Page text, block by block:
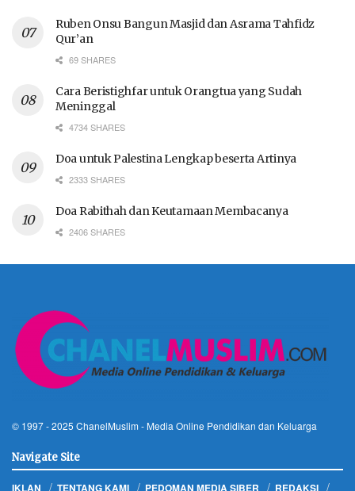
Ruben Onsu Bangun Masjid dan Asrama Tahfidz
Qur’an
69 SHARES
Cara Beristighfar untuk Orangtua yang Sudah
Meninggal
4734 SHARES
Doa untuk Palestina Lengkap beserta Artinya
2333 SHARES
Doa Rabithah dan Keutamaan Membacanya
2406 SHARES
© 1997 - 2025 ChanelMuslim - Media Online Pendidikan dan Keluarga
Navigate Site
IKLAN TENTANG KAMI PEDOMAN MEDIA SIBER REDAKSI